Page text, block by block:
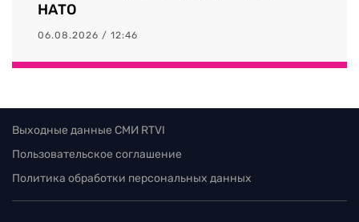
НАТО
06.08.2026 / 12:46
Выходные данные СМИ RTVI
Пользовательское соглашение
Политика обработки персональных данных